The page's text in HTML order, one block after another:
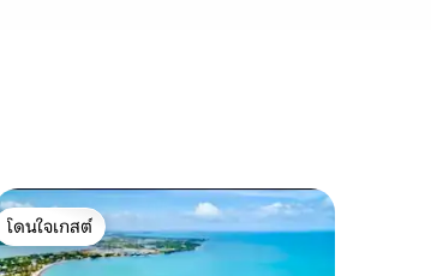
โดนใจเกสต์
โดนใจเกสต์